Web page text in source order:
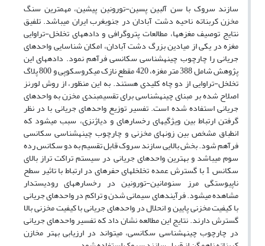
سازند سروک با سن آلبین پسین-تورونین پیشین، مهم­ترین سنگ
مخزن کربناته ناحیه دشت آبادان در جنوب­غرب ایران می­باشد. تلفیق
نتایج توصیف مغزه­ها، مطالعات پتروگرافی و داده­های تخلخل-تراوایی
مغزه در یکی از میادین بزرگ دشت آبادان، امکان شناسایی واحدهای
جریانی را چارچوب چینه­شناسی سکانسی فرآهم نمود. داده­های این
پژوهش شامل 388 متر مغزه، 420 مقطع نازک میکروسکوپی و 800 پلاگ
تخلخل-تراوایی از دو چاه کلیدی هستند. به این منظور، از روش لورنز
اصلاح شده بر مبنای چینه­شناسی برای تقسیم­بندی مخزن به واحدهای
جریانی استفاده شده است. تفسیر توزیع واحدهای جریانی با در نظر
گرفتن ارتباط بین ویژ­گی­های رخساره­ای و دیاژنزی، سبب می­شود که
انطباق مشخص بین زون­های مخزنی و چارچوب چینه­شناسی سکانسی
فرآهم شود. بخش بالایی سازند سروک قابل تقسیم به دو سکانس رده
سوم می­باشد و بهترین واحدهای جریانی در سیستم تراکت تراز بالای
سکانس 1 با گسترش عمده تخلخل­های حفره­ای در ارتباط با تاثیر سطح
ناپیوستگی مرز سنومانین-تورونین در رخساره­های رودیست­دار
مشاهده می­شود. فرآیندهای سیمانی شدن و تراکم در واحدهای جریانی
با کیفیت مخزنی پایین و انحلال در واحدهای جریانی با کیفیت مخزنی بالا
گسترش دارند. نتایج این مطالعه نشان داد که تفسیر واحدهای جریانی
در چارچوب چینه­شناسی سکانسی، می­تواند در ارزیابی بهتر مخازن